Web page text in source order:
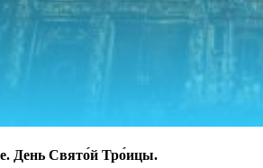
День Свято́й Тро́ицы.